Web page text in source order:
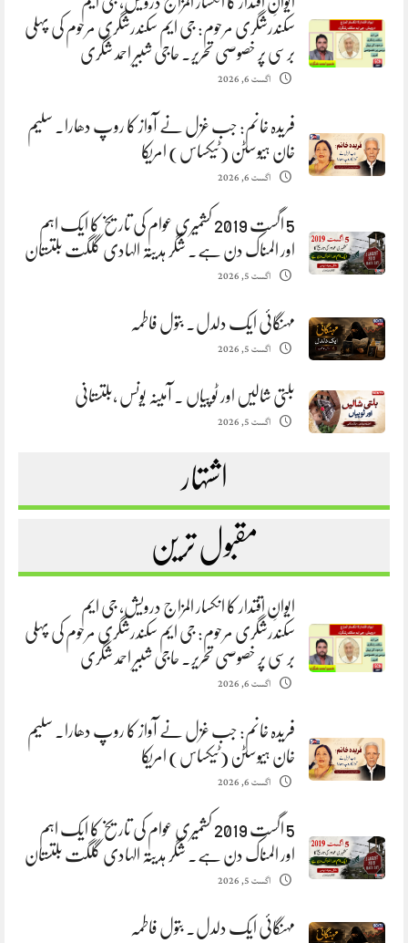
سکندرشگری مرحوم: جی ایم سکندرشگری مرحوم کی پہلی
برسی پر خصوصی تحریر. حاجی شبیر احمد شگری
اگست 6, 2026
فریدہ خانم: جب غزل نے آواز کا روپ دھارا. سلیم
خان ہیوسٹن (ٹیکساس) امریکا
اگست 6, 2026
5 اگست 2019 کشمیری عوام کی تاریخ کا ایک اہم
اور المناک دن ہے. شگر ہدیتہ الہادی گلگت بلتستان
اگست 5, 2026
مہنگائی ایک دلدل. بتول فاطمہ
اگست 5, 2026
بلتی شالیں اور ٹوپیاں . آمینہ یونس ،بلتستانی
اگست 5, 2026
اشتہار
مقبول ترین
ایوانِ اقتدار کا انکسار المزاج درویش، جی ایم
سکندرشگری مرحوم: جی ایم سکندرشگری مرحوم کی پہلی
برسی پر خصوصی تحریر. حاجی شبیر احمد شگری
اگست 6, 2026
فریدہ خانم: جب غزل نے آواز کا روپ دھارا. سلیم
خان ہیوسٹن (ٹیکساس) امریکا
اگست 6, 2026
5 اگست 2019 کشمیری عوام کی تاریخ کا ایک اہم
اور المناک دن ہے. شگر ہدیتہ الہادی گلگت بلتستان
اگست 5, 2026
مہنگائی ایک دلدل. بتول فاطمہ